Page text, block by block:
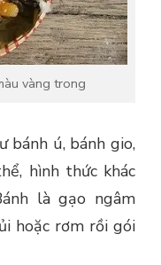
vàng trong
bánh ú, bánh gio,
hình thức khác
là gạo ngâm
hoặc rơm rồi gói